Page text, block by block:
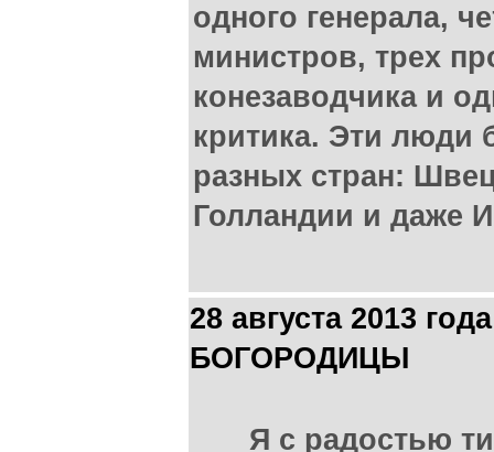
одного генерала,
министров, трех
конезаводчика и
критика. Эти люди
разных стран:
Голландии и даже
28 августа 2013
БОГОРОДИЦЫ
Я с радостью